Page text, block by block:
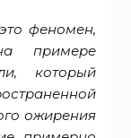
феномен,
примере
который
ожирения